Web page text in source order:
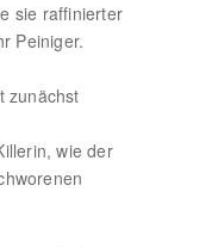
sie raffinierter
Peiniger.
zunächst
wie der